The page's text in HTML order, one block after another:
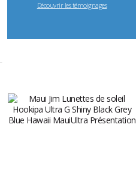
Découvrir les témoignages